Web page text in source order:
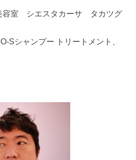
容室 シエスタカーサ タカツグ
Sシャンプー トリートメント、